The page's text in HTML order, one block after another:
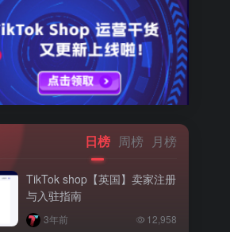
日榜 周榜 月榜
TikTok shop【英国】卖家注册
与入驻指南
3年前 12,958